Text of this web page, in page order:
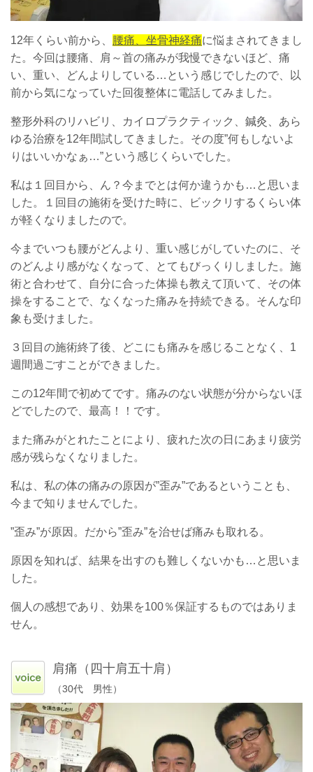
12年くらい前から、 腰痛、坐骨神経痛に悩まされてきまし
た。今回は腰痛、肩～首の痛みが我慢できないほど、痛
い、重い、どんよりしている…という感じでしたので、以
前から気になっていた回復整体に電話してみました。
整形外科のリハビリ、カイロプラクティック、鍼灸、あら
ゆる治療を12年間試してきました。その度”何もしないよ
りはいいかなぁ…”という感じくらいでした。
私は１回目から、ん？今までとは何か違うかも…と思いま
した。１回目の施術を受けた時に、ビックリするくらい体
が軽くなりましたので。
今までいつも腰がどんより、重い感じがしていたのに、そ
のどんより感がなくなって、とてもびっくりしました。施
術と合わせて、自分に合った体操も教えて頂いて、その体
操をすることで、なくなった痛みを持続できる。そんな印
象も受けました。
３回目の施術終了後、どこにも痛みを感じることなく、1
週間過ごすことができました。
この12年間で初めてです。痛みのない状態が分からないほ
どでしたので、最高！！です。
また痛みがとれたことにより、疲れた次の日にあまり疲労
感が残らなくなりました。
私は、私の体の痛みの原因が”歪み”であるということも、
今まで知りませんでした。
”歪み”が原因。だから”歪み”を治せば痛みも取れる。
原因を知れば、結果を出すのも難しくないかも…と思いま
した。
個人の感想であり、効果を100％保証するものではありま
せん。
肩痛（四十肩五十肩）
（30代 男性）